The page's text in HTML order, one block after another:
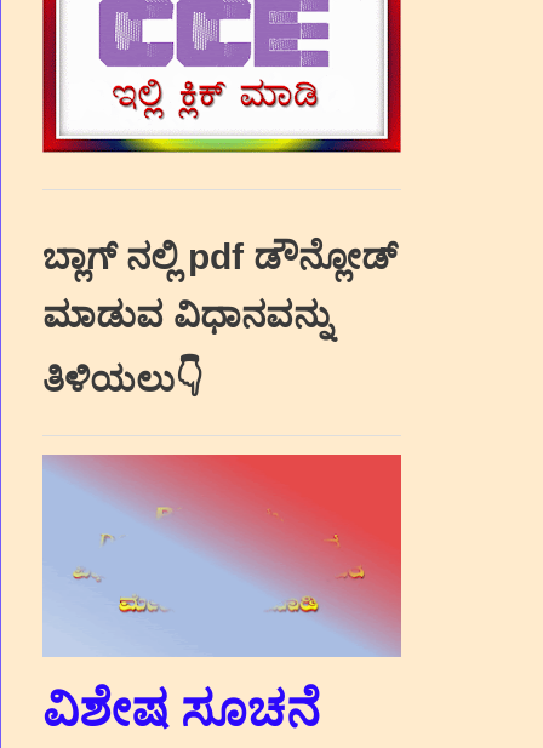
ಬ್ಲಾಗ್‌ ನಲ್ಲಿ pdf ಡೌನ್ಲೋಡ್‌
ಮಾಡುವ ವಿಧಾನವನ್ನು
ತಿಳಿಯಲು👇
ವಿಶೇಷ ಸೂಚನೆ